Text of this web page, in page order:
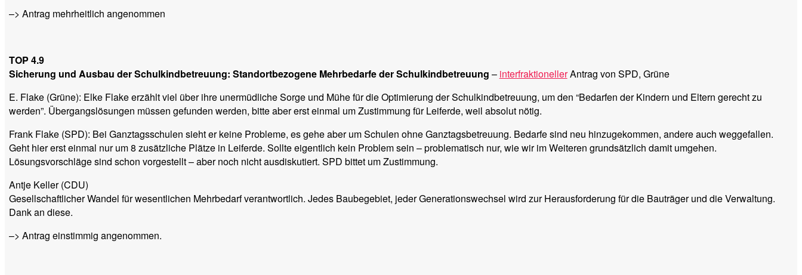
–> Antrag mehrheitlich angenommen
TOP 4.9
Sicherung und Ausbau der Schulkindbetreuung: Standortbezogene Mehrbedarfe der Schulkindbetreuung – interfraktionellerAntrag von SPD, Grüne
E. Flake (Grüne): Elke Flake erzählt viel über ihre unermüdliche Sorge und Mühe für die Optimierung der Schulkindbetreuung, um den “Bedarfen der Kindern und Eltern gerecht zu
werden”. Übergangslösungen müssen gefunden werden, bitte aber erst einmal um Zustimmung für Leiferde, weil absolut nötig.
Frank Flake (SPD): Bei Ganztagsschulen sieht er keine Probleme, es gehe aber um Schulen ohne Ganztagsbetreuung. Bedarfe sind neu hinzugekommen, andere auch weggefallen.
Geht hier erst einmal nur um 8 zusätzliche Plätze in Leiferde. Sollte eigentlich kein Problem sein – problematisch nur, wie wir im Weiteren grundsätzlich damit umgehen.
Lösungsvorschläge sind schon vorgestellt – aber noch nicht ausdiskutiert. SPD bittet um Zustimmung.
Antje Keller (CDU)
Gesellschaftlicher Wandel für wesentlichen Mehrbedarf verantwortlich. Jedes Baubegebiet, jeder Generationswechsel wird zur Herausforderung für die Bauträger und die Verwaltung.
Dank an diese.
–> Antrag einstimmig angenommen.